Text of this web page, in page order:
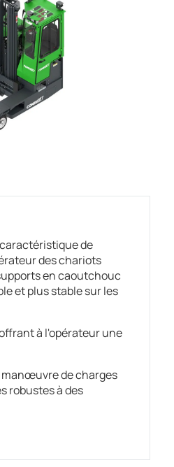
de
des chariots
en caoutchouc
et plus stable sur les
à l'opérateur une
de charges
robustes à des